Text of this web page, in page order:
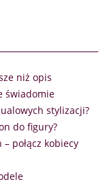
niż opis
świadomie
stylizacji?
do figury?
połącz kobiecy